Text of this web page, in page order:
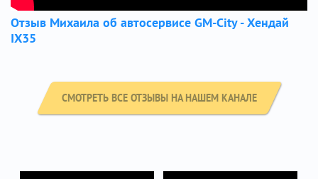
Отзыв Михаила об автосервисе GM-City - Хендай
IX35
СМОТРЕТЬ ВСЕ ОТЗЫВЫ НА НАШЕМ КАНАЛЕ